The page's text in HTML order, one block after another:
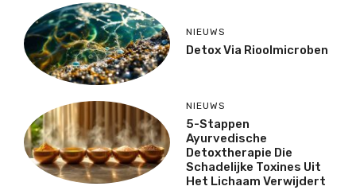
NIEUWS
Detox Via Rioolmicroben
NIEUWS
5-Stappen
Ayurvedische
Detoxtherapie Die
Schadelijke Toxines Uit
Het Lichaam Verwijdert